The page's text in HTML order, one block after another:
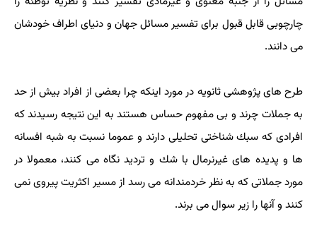
چارچوبی قابل قبول برای تفسیر مسائل جهان و دنیای اطراف خودشان
می دانند.
طرح های پژوهشی ثانویه در مورد اینكه چرا بعضی از افراد بیش از حد
به جملات چرند و بی مفهوم حساس هستند به این نتیجه رسیدند كه
افرادی كه سبك شناختی تحلیلی دارند و عموما نسبت به شبه افسانه
ها و پدیده های غیرنرمال با شك و تردید نگاه می كنند، معمولا در
مورد جملاتی كه به نظر خردمندانه می رسد از مسیر اكثریت پیروی نمی
كنند و آنها را زیر سوال می برند.